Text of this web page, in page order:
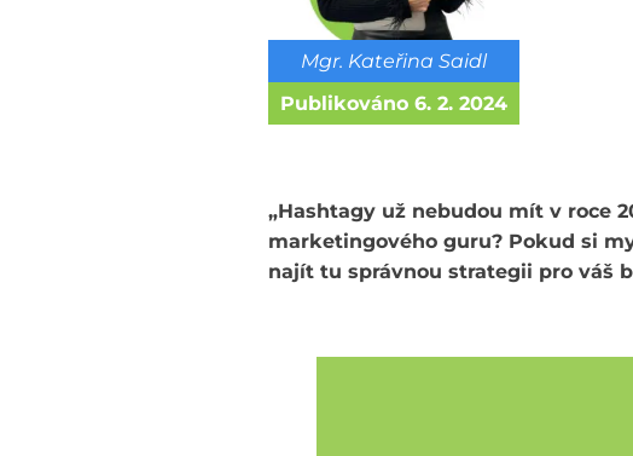
Mgr. Kateřina Saidl
Publikováno 6. 2. 2024
„Hashtagy už nebudou mít v roce
marketingového guru? Pokud si
najít tu správnou strategii pro váš